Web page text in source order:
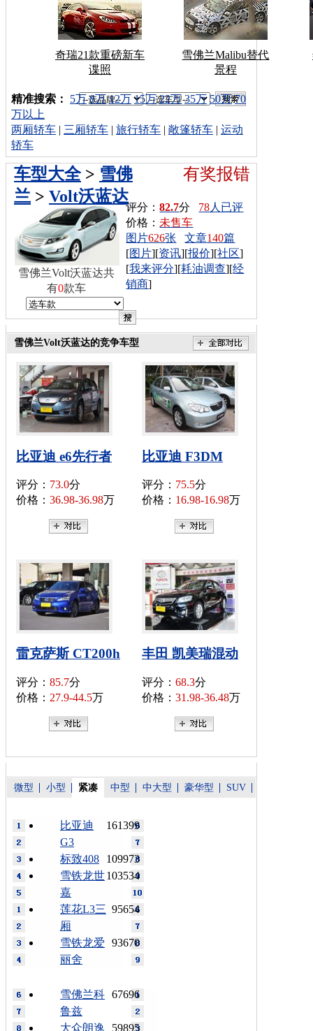
奇瑞21款重磅新车
谍照
雪佛兰Malibu替代
景程
车型搜索：
精准搜索： 5万 8万 12万 15万 22万 35万 50万 70
万以上
两厢轿车 | 三厢轿车 | 旅行轿车 | 敞篷轿车 | 运动
轿车
有奖报错
车型大全> 雪佛
兰 > Volt沃蓝达
评分：82.7分 78人已评
价格： 未售车
图片626张 文章140篇
[图片][资讯][报价][社区]
[我来评分][耗油调查][经
销商]
雪佛兰Volt沃蓝达共
有0款车
雪佛兰Volt沃蓝达的竞争车型
比亚迪 e6先行者
评分： 73.0分
价格： 36.98-36.98万
比亚迪 F3DM
评分： 75.5分
价格： 16.98-16.98万
雷克萨斯 CT200h
评分： 85.7分
价格： 27.9-44.5万
丰田 凯美瑞混动
评分： 68.3分
价格： 31.98-36.48万
微型 小型 紧凑 中型 中大型 豪华型 SUV
161399
比亚迪
G3
109973
标致408
103534
雪铁龙世
嘉
95654
莲花L3三
厢
93670
雪铁龙爱
丽舍
67696
雪佛兰科
鲁兹
59895
大众朗逸